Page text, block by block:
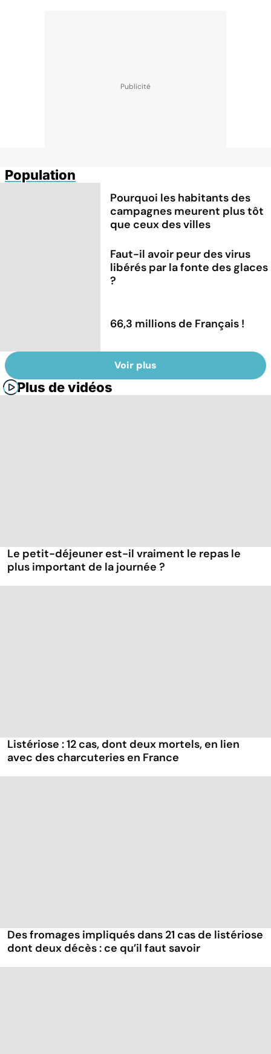
Population
Pourquoi les habitants des
campagnes meurent plus tôt
que ceux des villes
Faut-il avoir peur des virus
libérés par la fonte des glaces
?
66,3 millions de Français !
Voir plus
Plus de vidéos
Le petit-déjeuner est-il vraiment le repas le
plus important de la journée ?
Listériose : 12 cas, dont deux mortels, en lien
avec des charcuteries en France
Des fromages impliqués dans 21 cas de listériose
dont deux décès : ce qu’il faut savoir